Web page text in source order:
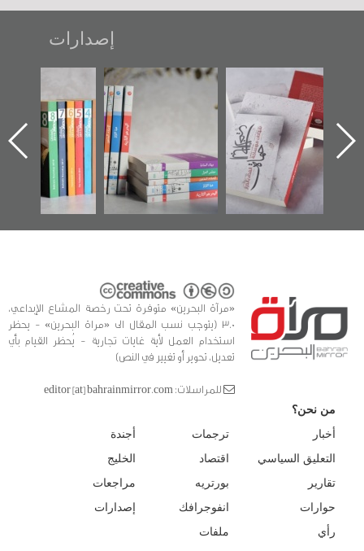
إصدارات
"حماة الباب الأخير":
الإصدار الأول عن
اعتصام الدراز
وأحداث ساحة
الفداء لمركز أوال
للدراسات والتوثيق
تصنيف موضوعي
للوثائق البريطانية
يقدمه «مركز أوال»
في سلسلة من 5
كتب
تصدر حصاد
الساحات 2019
«مرآة البحرين» متوفرة تحت رخصة المشاع الإبداعي،
3.0 (يتوجب نسب المقال الى «مراة البحرين» - يحظر
استخدام العمل لأية غايات تجارية - يُحظر القيام بأي
تعديل، تحوير أو تغيير في النص)
للمراسلات: editor [at] bahrainmirror.com
من نحن؟
أخبار
التعليق السياسي
تقارير
حوارات
رأي
ترجمات
اقتصاد
بورتريه
انفوجرافك
ملفات
أجندة
الخليج
مراجعات
إصدارات